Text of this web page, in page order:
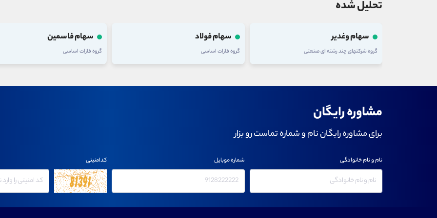
تحلیل شده
سهام وغدیر
گروه شرکتهای چند رشته ای صنعتی
سهام فولاد
گروه فلزات اساسی
سهام فاسمین
گروه فلزات اساسی
مشاوره رایگان
برای مشاوره رایگان نام و شماره تماست رو بزار
نام و نام خانوادگی شماره موبایل کدامنیتی